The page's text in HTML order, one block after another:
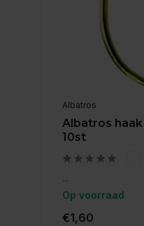
Albatros
Albatros
10st
...
Op voorraad
€1,60